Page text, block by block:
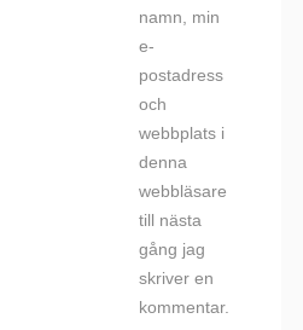
namn, min
e-
postadress
och
webbplats i
denna
webbläsare
till nästa
gång jag
skriver en
kommentar.